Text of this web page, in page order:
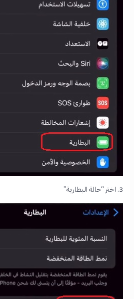
3. اختر “حالة البطارية”